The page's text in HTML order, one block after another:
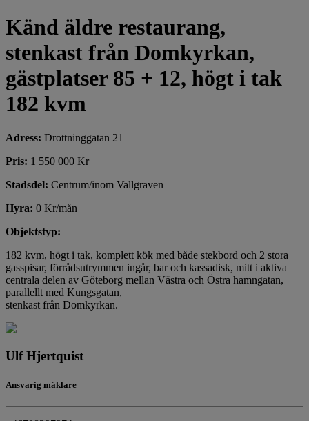
Känd äldre restaurang,
stenkast från Domkyrkan,
gästplatser 85 + 12, högt i tak
182 kvm
Adress: Drottninggatan 21
Pris: 1 550 000 Kr
Stadsdel: Centrum/inom Vallgraven
Hyra: 0 Kr/mån
Objektstyp:
182 kvm, högt i tak, komplett kök med både stekbord och 2 stora
gasspisar, förrådsutrymmen ingår, bar och kassadisk, mitt i aktiva
centrala delen av Göteborg mellan Västra och Östra hamngatan,
parallellt med Kungsgatan,
stenkast från Domkyrkan.
Ulf Hjertquist
Ansvarig mäklare